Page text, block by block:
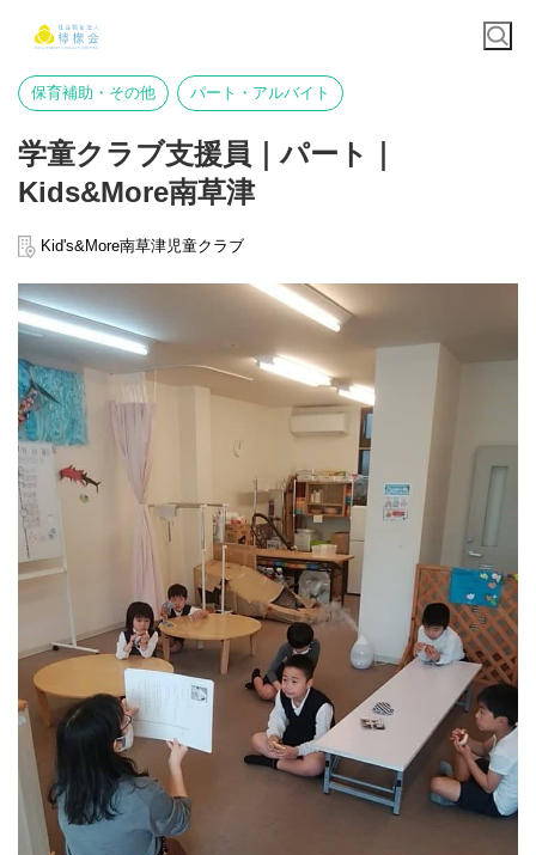
保育補助・その他 パート・アルバイト
学童クラブ支援員｜パート｜
Kids&More南草津
Kid's&More南草津児童クラブ